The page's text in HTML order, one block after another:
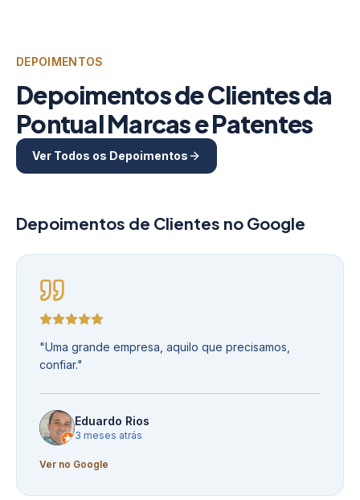
DEPOIMENTOS
Depoimentos de Clientes da
Pontual Marcas e Patentes
Ver Todos os Depoimentos
Depoimentos de Clientes no Google
"Uma grande empresa, aquilo que precisamos,
confiar."
Eduardo Rios
3 meses atrás
Ver no Google